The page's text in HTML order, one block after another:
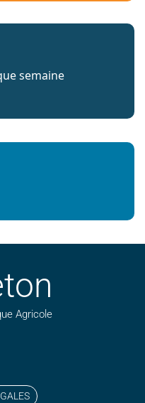
semaine
Agricole